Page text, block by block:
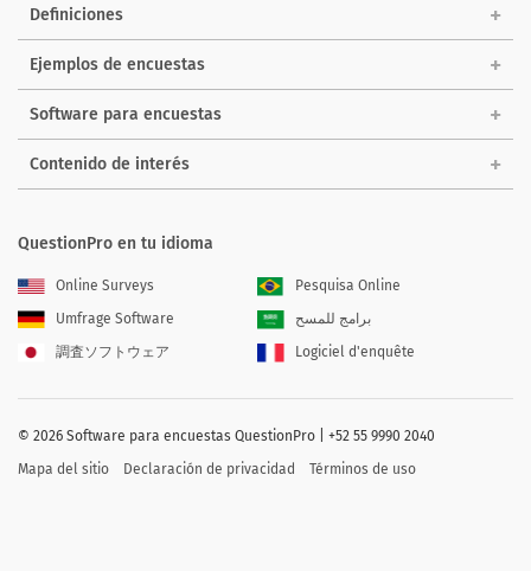
Definiciones
Ejemplos de encuestas
Software para encuestas
Contenido de interés
QuestionPro en tu idioma
Online Surveys
Pesquisa Online
Umfrage Software
برامج للمسح
調査ソフトウェア
Logiciel d'enquête
© 2026 Software para encuestas QuestionPro | +52 55 9990 2040
Mapa del sitio
Declaración de privacidad Términos de uso